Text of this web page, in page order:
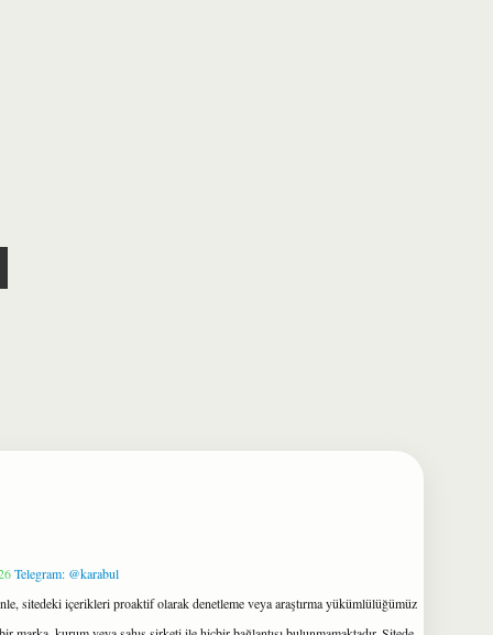
Telegram: @karabul
sitedeki içerikleri proaktif olarak denetleme veya araştırma yükümlülüğümüz